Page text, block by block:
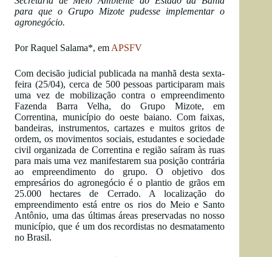
para que o Grupo Mizote pudesse implementar o
agronegócio.
Por Raquel Salama*, em APSFV
Com decisão judicial publicada na manhã desta sexta-
feira (25/04), cerca de 500 pessoas participaram mais
uma vez de mobilização contra o empreendimento
Fazenda Barra Velha, do Grupo Mizote, em
Correntina, município do oeste baiano. Com faixas,
bandeiras, instrumentos, cartazes e muitos gritos de
ordem, os movimentos sociais, estudantes e sociedade
civil organizada de Correntina e região saíram às ruas
para mais uma vez manifestarem sua posição contrária
ao empreendimento do grupo. O objetivo dos
empresários do agronegócio é o plantio de grãos em
25.000 hectares de Cerrado. A localização do
empreendimento está entre os rios do Meio e Santo
Antônio, uma das últimas áreas preservadas no nosso
município, que é um dos recordistas no desmatamento
no Brasil.